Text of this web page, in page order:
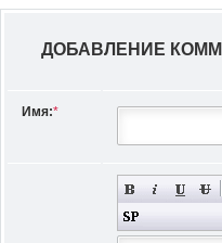
ДОБАВЛЕНИЕ
Имя:*